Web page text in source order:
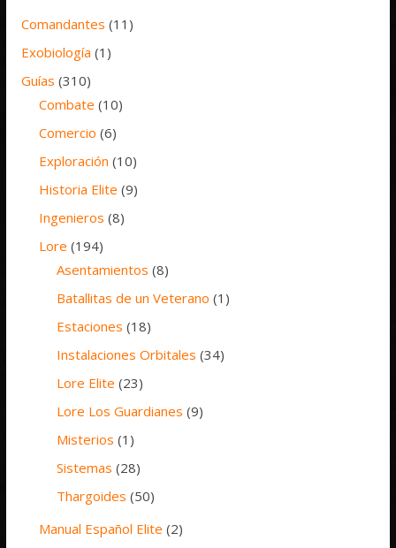
Comandantes (11)
Exobiología (1)
Guías (310)
Combate (10)
Comercio (6)
Exploración (10)
Historia Elite (9)
Ingenieros (8)
Lore (194)
Asentamientos (8)
Batallitas de un Veterano (1)
Estaciones (18)
Instalaciones Orbitales (34)
Lore Elite (23)
Lore Los Guardianes (9)
Misterios (1)
Sistemas (28)
Thargoides (50)
Manual Español Elite (2)